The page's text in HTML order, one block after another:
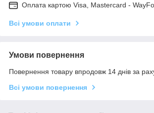
Оплата картою Visa, Mastercard -
Всі умови оплати
Умови повернення
Повернення товару впродовж 14 днів за
Всі умови повернення